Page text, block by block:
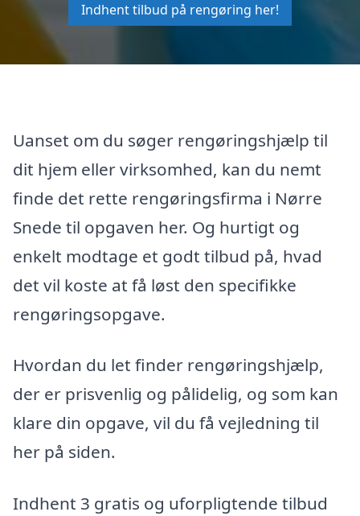
Indhent tilbud på rengøring her!
Uanset om du søger rengøringshjælp til
dit hjem eller virksomhed, kan du nemt
finde det rette rengøringsfirma i Nørre
Snede til opgaven her. Og hurtigt og
enkelt modtage et godt tilbud på, hvad
det vil koste at få løst den specifikke
rengøringsopgave.
Hvordan du let finder rengøringshjælp,
der er prisvenlig og pålidelig, og som kan
klare din opgave, vil du få vejledning til
her på siden.
Indhent 3 gratis og uforpligtende tilbud